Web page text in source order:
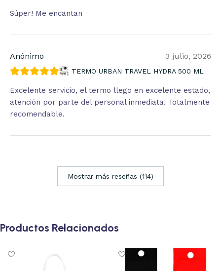
Súper! Me encantan
Anónimo 3 julio, 2026
TERMO URBAN TRAVEL HYDRA 500 ML
Excelente servicio, el termo llego en excelente estado,
atención por parte del personal inmediata. Totalmente
recomendable.
Mostrar más reseñas (114)
Productos Relacionados